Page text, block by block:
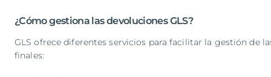
¿Cómo gestiona las devoluciones GLS?
GLS ofrece diferentes servicios para facilitar la gestión de
finales: